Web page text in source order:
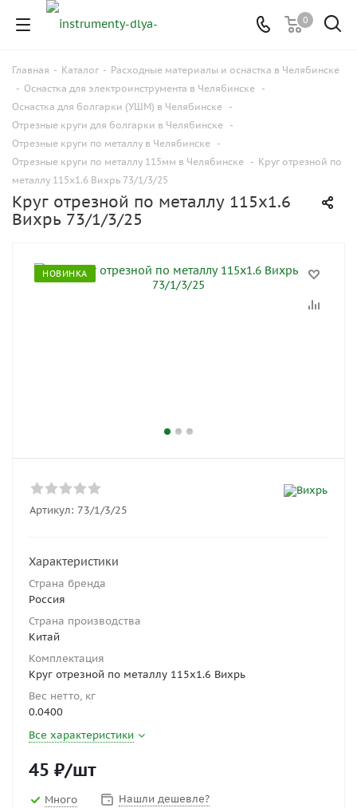
0
Главная - Каталог - Расходные материалы и оснастка в Челябинске
- Оснастка для электроинструмента в Челябинске -
Оснастка для болгарки (УШМ) в Челябинске -
Отрезные круги для болгарки в Челябинске -
Отрезные круги по металлу в Челябинске -
Отрезные круги по металлу 115мм в Челябинске - Круг отрезной по
металлу 115x1.6 Вихрь 73/1/3/25
Круг отрезной по металлу 115x1.6
Вихрь 73/1/3/25
НОВИНКА
Артикул: 73/1/3/25
Характеристики
Страна бренда
Россия
Страна производства
Китай
Комплектация
Круг отрезной по металлу 115x1.6 Вихрь
Вес нетто, кг
0.0400
Все характеристики
45 ₽/шт
Много Нашли дешевле?